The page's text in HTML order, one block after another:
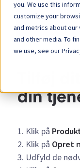
you. We use this
customize your
and metrics about
and other media. To
we use, see our
Hjem
Tilføj
din
1. Klik på
2. Klik på Opret
3. Udfyld de